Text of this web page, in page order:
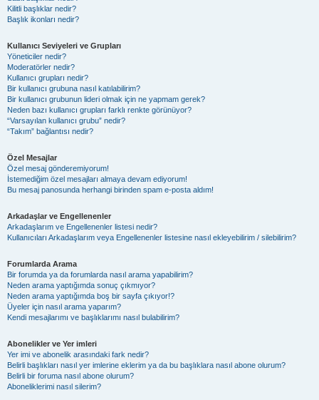
Kilitli başlıklar nedir?
Başlık ikonları nedir?
Kullanıcı Seviyeleri ve Grupları
Yöneticiler nedir?
Moderatörler nedir?
Kullanıcı grupları nedir?
Bir kullanıcı grubuna nasıl katılabilirim?
Bir kullanıcı grubunun lideri olmak için ne yapmam gerek?
Neden bazı kullanıcı grupları farklı renkte görünüyor?
“Varsayılan kullanıcı grubu” nedir?
“Takım” bağlantısı nedir?
Özel Mesajlar
Özel mesaj gönderemiyorum!
İstemediğim özel mesajları almaya devam ediyorum!
Bu mesaj panosunda herhangi birinden spam e-posta aldım!
Arkadaşlar ve Engellenenler
Arkadaşlarım ve Engellenenler listesi nedir?
Kullanıcıları Arkadaşlarım veya Engellenenler listesine nasıl ekleyebilirim / silebilirim?
Forumlarda Arama
Bir forumda ya da forumlarda nasıl arama yapabilirim?
Neden arama yaptığımda sonuç çıkmıyor?
Neden arama yaptığımda boş bir sayfa çıkıyor!?
Üyeler için nasıl arama yaparım?
Kendi mesajlarımı ve başlıklarımı nasıl bulabilirim?
Abonelikler ve Yer imleri
Yer imi ve abonelik arasındaki fark nedir?
Belirli başlıkları nasıl yer imlerine eklerim ya da bu başlıklara nasıl abone olurum?
Belirli bir foruma nasıl abone olurum?
Aboneliklerimi nasıl silerim?